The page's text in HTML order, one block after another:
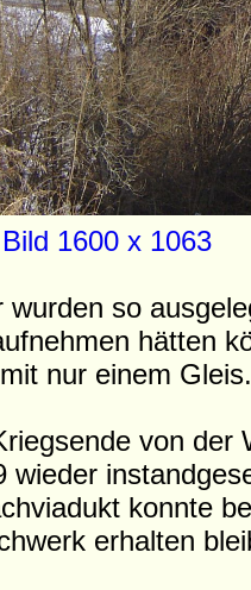
1600 x 1063
wurden so
hätten
nur einem Gleis.
von der
wieder
konnte
erhalten